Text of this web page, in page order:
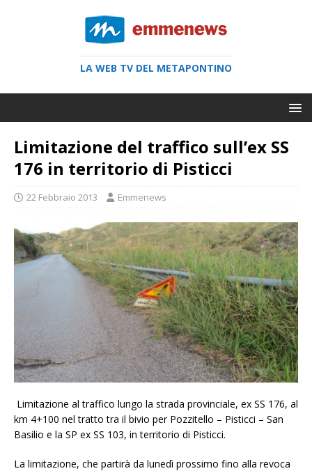
LA WEB TV DEL METAPONTINO
Limitazione del traffico sull’ex SS
176 in territorio di Pisticci
22 Febbraio 2013 Emmenews
Limitazione al traffico lungo la strada provinciale, ex SS 176, al
km 4+100 nel tratto tra il bivio per Pozzitello – Pisticci – San
Basilio e la SP ex SS 103, in territorio di Pisticci.
La limitazione, che partirà da lunedì prossimo fino alla revoca